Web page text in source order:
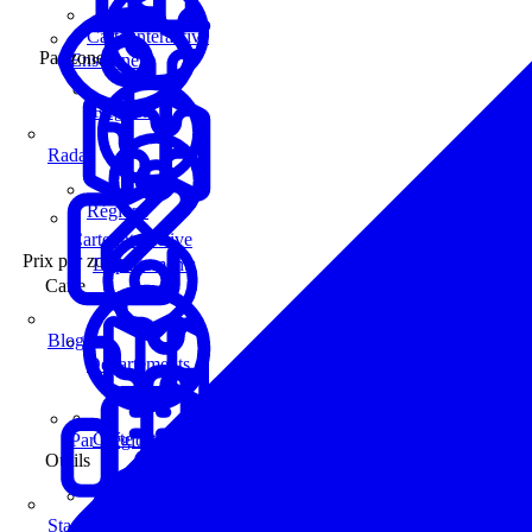
Enseignes
Carte interactive
Prix par zone
Par Région
Régions
Départements
Carte
Carte interactive
Outils
Carte interactive
Par zone
Régions
Départements
Radar
Blog
Statistiques